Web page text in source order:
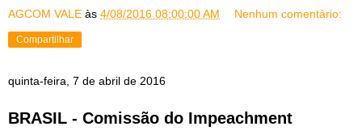
AGCOM VALE às 4/08/2016 08:00:00 AM Nenhum comentário:
Compartilhar
quinta-feira, 7 de abril de 2016
BRASIL - Comissão do Impeachment